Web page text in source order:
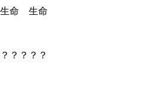
命 生命
？？？？